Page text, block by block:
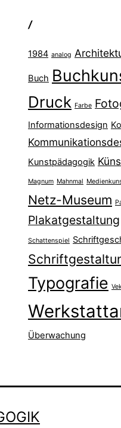
/
1984 analog
Buch
Druck Farbe
Informationsdesign
Kunstpädagogik
Magnum Mahnmal
Netz-Museum
Plakatgestaltung
Schattenspiel
Typografie
Überwachung